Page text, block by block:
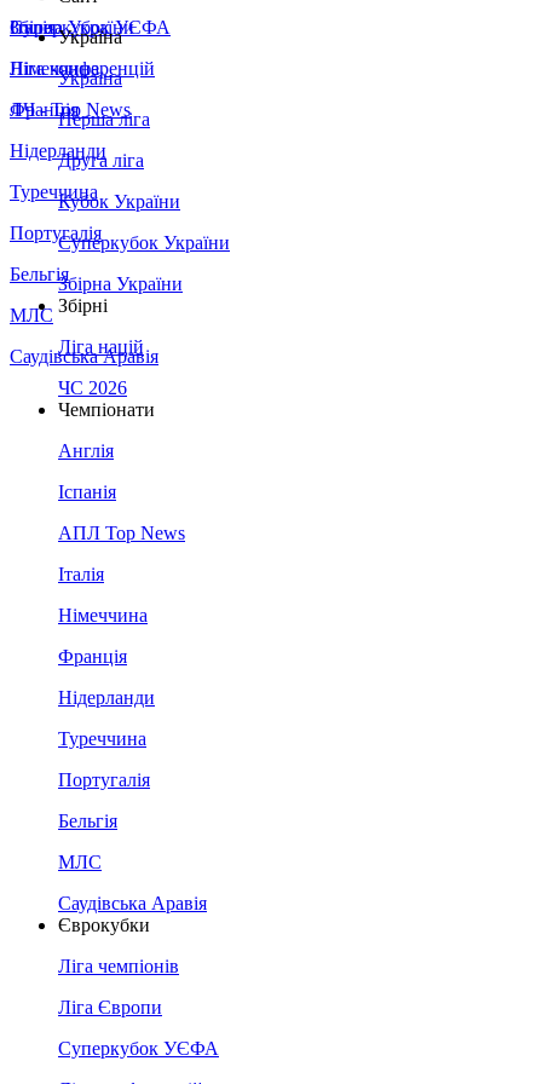
Збірна України
Італія
Німеччина
Франція
Нідерланди
Туреччина
Португалія
Бельгія
МЛС
Саудівська Аравія
Суперкубок УЄФА
Ліга конференцій
ЛЧ - Top News
Україна
Україна
Перша ліга
Друга ліга
Кубок України
Суперкубок України
Збірна України
Збірні
Ліга націй
ЧС 2026
Чемпіонати
Англія
Іспанія
АПЛ Top News
Італія
Німеччина
Франція
Нідерланди
Туреччина
Португалія
Бельгія
МЛС
Саудівська Аравія
Єврокубки
Ліга чемпіонів
Ліга Європи
Суперкубок УЄФА